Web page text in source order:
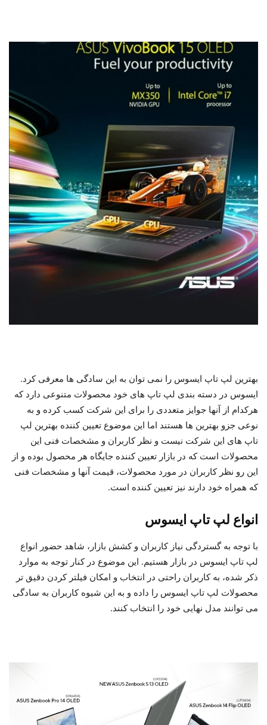
بهترین لپ تاپ ایسوس را نمی توان به این سادگی ها معرفی کرد.
ایسوس در دسته بندی لپ تاپ های خود محصولات متنوعی دارد که
هرکدام از آنها جوایز متعددی را برای این شرکت کسب کرده و به
نوعی جزو بهترین ها هستند اما این موضوع تعیین کننده بهترین لپ
تاپ های این شرکت نیست و نظر کاربران و مشخصات فنی این
محصولات است که در بازار تعیین کننده جایگاه هر محصول بوده و از
این رو نظر کاربران در مورد محصولات، قیمت آنها و مشخصات فنی
که همراه خود دارند نیز تعیین کننده است.
انواع لپ تاپ ایسوس
با توجه به گستردگی نیاز کاربران و کشش بازار، شاهد حضور انواع
لپ تاپ ایسوس در بازار هستیم. این موضوع در کنار توجه به موارد
ذکر شده، به کاربران راحتی در انتخاب و امکان فیلتر کردن دقیق تر
محصولات لپ تاپ ایسوس را داده و به این شیوه کاربران به سادگی
می توانند مدل نهایی خود را انتخاب کنند.